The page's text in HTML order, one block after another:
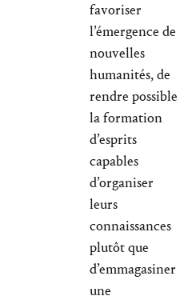
favoriser
l’émergence de
nouvelles
humanités, de
rendre possible
la formation
d’esprits
capables
d’organiser
leurs
connaissances
plutôt que
d’emmagasiner
une